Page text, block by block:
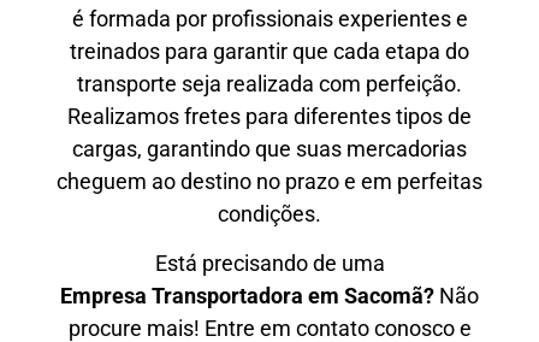
é formada por profissionais experientes e
treinados para garantir que cada etapa do
transporte seja realizada com perfeição.
Realizamos fretes para diferentes tipos de
cargas, garantindo que suas mercadorias
cheguem ao destino no prazo e em perfeitas
condições.
Está precisando de uma
Empresa Transportadora em Sacomã? Não
procure mais! Entre em contato conosco e